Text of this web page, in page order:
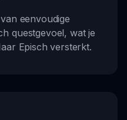
eenvoudige
questgevoel, wat je
Episch versterkt.